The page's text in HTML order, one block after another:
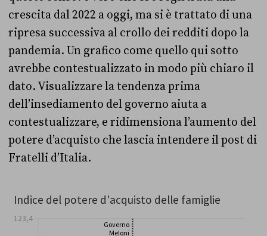
crescita dal 2022 a oggi, ma si è trattato di una
ripresa successiva al crollo dei redditi dopo la
pandemia. Un grafico come quello qui sotto
avrebbe contestualizzato in modo più chiaro il
dato. Visualizzare la tendenza prima
dell’insediamento del governo aiuta a
contestualizzare, e ridimensiona l’aumento del
potere d’acquisto che lascia intendere il post di
Fratelli d’Italia.